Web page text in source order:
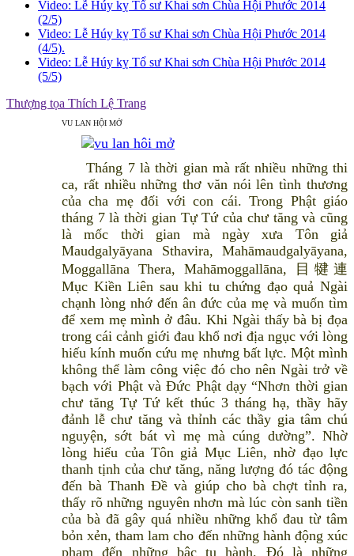
Video: Lễ Húy kỵ Tổ sư Khai sơn Chùa Hội Phước 2014
(2/5)
Video: Lễ Húy kỵ Tổ sư Khai sơn Chùa Hội Phước 2014
(4/5).
Video: Lễ Húy kỵ Tổ sư Khai sơn Chùa Hội Phước 2014
(5/5)
Thượng tọa Thích Lệ Trang
VU LAN HỘI MỞ
Tháng 7 là thời gian mà rất nhiều những thi
ca, rất nhiều những thơ văn nói lên tình thương
của cha mẹ đối với con cái. Trong Phật giáo
tháng 7 là thời gian Tự Tứ của chư tăng và cũng
là mốc thời gian mà ngày xưa Tôn giả
Maudgalyāyana Sthavira, Mahāmaudgalyāyana,
Moggallāna Thera, Mahāmoggallāna, 目犍連
Mục Kiền Liên sau khi tu chứng đạo quả Ngài
chạnh lòng nhớ đến ân đức của mẹ và muốn tìm
để xem mẹ mình ở đâu. Khi Ngài thấy bà bị đọa
trong cái cảnh giới đau khổ nơi địa ngục với lòng
hiếu kính muốn cứu mẹ nhưng bất lực. Một mình
không thể làm công việc đó cho nên Ngài trở về
bạch với Phật và Đức Phật dạy “Nhơn thời gian
chư tăng Tự Tứ kết thúc 3 tháng hạ, thầy hãy
đảnh lễ chư tăng và thỉnh các thầy gia tâm chú
nguyện, sớt bát vì mẹ mà cúng dường”. Nhờ
lòng hiếu của Tôn giả Mục Liên, nhờ đạo lực
thanh tịnh của chư tăng, năng lượng đó tác động
đến bà Thanh Đề và giúp cho bà chợt tỉnh ra,
thấy rõ những nguyên nhơn mà lúc còn sanh tiền
của bà đã gây quá nhiều những khổ đau từ tâm
bỏn xẻn, tham lam cho đến những hành động xúc
phạm đến những bậc tu hành. Đó là những